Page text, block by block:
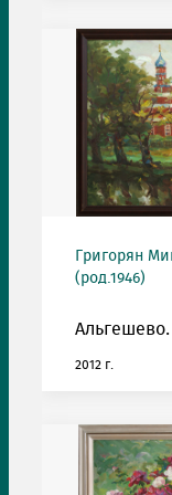
Григорян
(род.1946)
Альгешево.
2012 г.